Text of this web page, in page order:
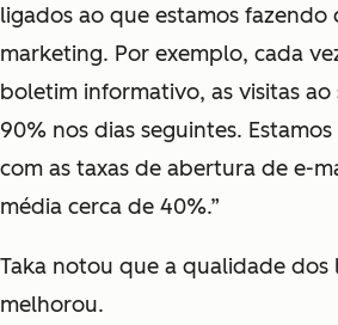
ligados ao que estamos fazendo
marketing. Por exemplo, cada
boletim informativo, as visitas
90% nos dias seguintes.
com as taxas de abertura de e-
média cerca de 40%.”
Taka notou que a qualidade dos
melhorou.